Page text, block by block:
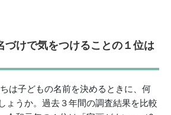
づけで気をつけることの１位は
は子どもの名前を決めるときに、何
ょうか。過去３年間の調査結果を比較